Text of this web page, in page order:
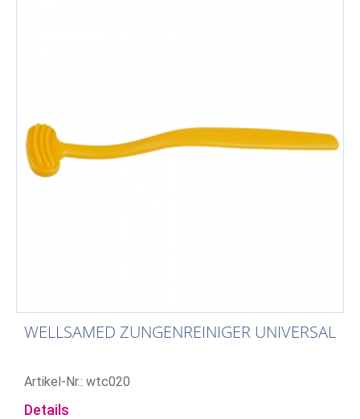
WELLSAMED ZUNGENREINIGER UNIVERSAL
Artikel-Nr.: wtc020
Details